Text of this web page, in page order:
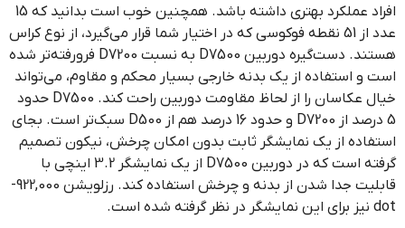
افراد عملکرد بهتری داشته باشد. همچنین خوب است بدانید که 15
عدد از 51 نقطه فوکوسی که در اختیار شما قرار می‌گیرد، از نوع کراس
هستند. دست‌گیره دوربین D7500 به نسبت D7200 فرورفته‌تر شده
است و استفاده از یک بدنه خارجی بسیار محکم و مقاوم، می‌تواند
خیال عکاسان را از لحاظ مقاومت دوربین راحت کند. D7500 حدود
5 درصد از D7200 و حدود 16 درصد هم از D500 سبک‌تر است. بجای
استفاده از یک نمایشگر ثابت بدون امکان چرخش، نیکون تصمیم
گرفته است که در دوربین D7500 از یک نمایشگر 3.2 اینچی با
قابلیت جدا شدن از بدنه و چرخش استفاده کند. رزلویشن 922,000-
dot نیز برای این نمایشگر در نظر گرفته شده است.